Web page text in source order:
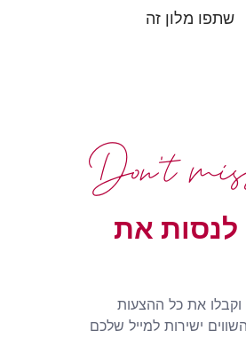
שתפו מלון זה
את
וקבלו את כל ההצעות
ישירות למייל שלכם
Don't